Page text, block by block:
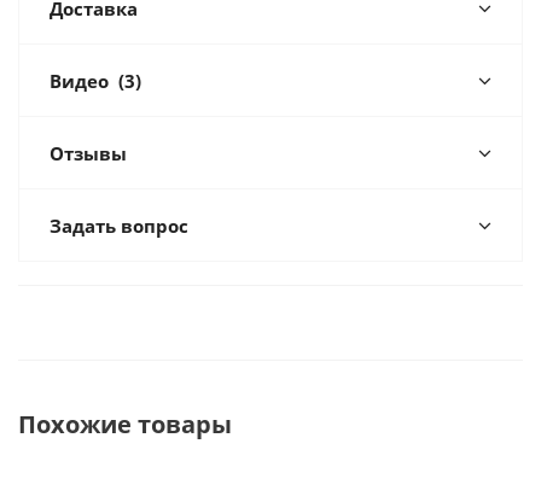
Доставка
Видео (3)
Отзывы
Задать вопрос
Похожие товары